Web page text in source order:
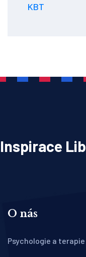
KBT
Inspirace
O nás
Psychologie a terapie